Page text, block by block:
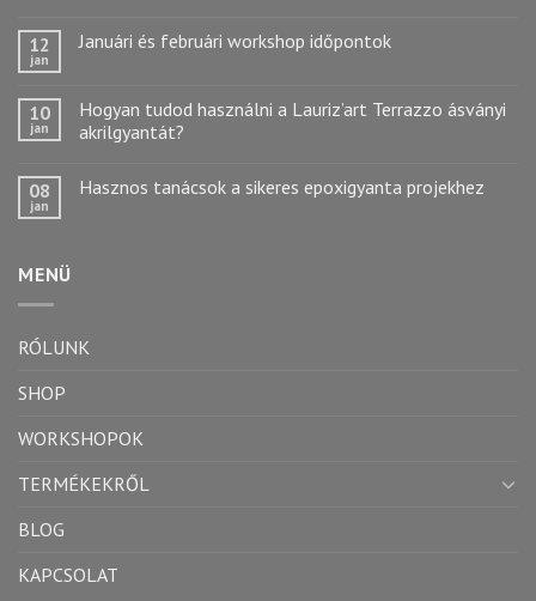
12
jan
Januári és februári workshop időpontok
10
jan
Hogyan tudod használni a Lauriz’art Terrazzo ásványi
akrilgyantát?
08
jan
Hasznos tanácsok a sikeres epoxigyanta projekhez
MENÜ
RÓLUNK
SHOP
WORKSHOPOK
TERMÉKEKRŐL
BLOG
KAPCSOLAT